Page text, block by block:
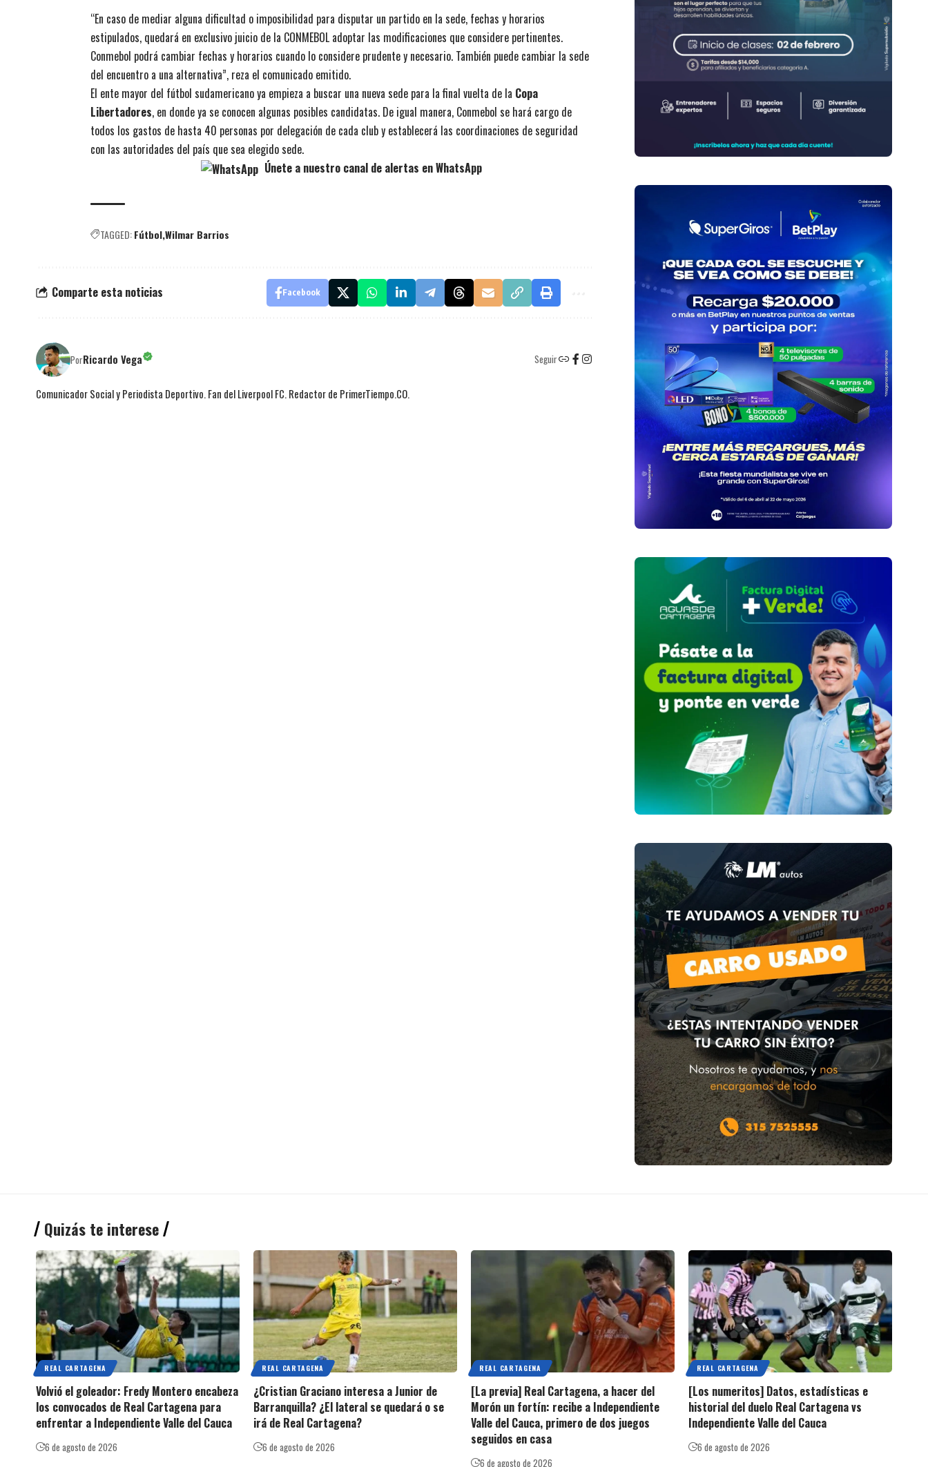
“En caso de mediar alguna dificultad o imposibilidad para disputar un partido en la sede, fechas y horarios
estipulados, quedará en exclusivo juicio de la CONMEBOL adoptar las modificaciones que considere pertinentes.
Conmebol podrá cambiar fechas y horarios cuando lo considere prudente y necesario. También puede cambiar la sede
del encuentro a una alternativa”, reza el comunicado emitido.
El ente mayor del fútbol sudamericano ya empieza a buscar una nueva sede para la final vuelta de la Copa
Libertadores, en donde ya se conocen algunas posibles candidatas. De igual manera, Conmebol se hará cargo de
todos los gastos de hasta 40 personas por delegación de cada club y establecerá las coordinaciones de seguridad
con las autoridades del país que sea elegido sede.
Únete a nuestro canal de alertas en WhatsApp
TAGGED:FútbolWilmar Barrios
Comparte esta noticias Facebook
PorRicardo Vega Seguir
Comunicador Social y Periodista Deportivo. Fan del Liverpool FC. Redactor de PrimerTiempo.CO.
Quizás te interese
REAL CARTAGENA
Volvió el goleador: Fredy Montero encabeza
los convocados de Real Cartagena para
enfrentar a Independiente Valle del Cauca
6 de agosto de 2026
REAL CARTAGENA
¿Cristian Graciano interesa a Junior de
Barranquilla? ¿El lateral se quedará o se
irá de Real Cartagena?
6 de agosto de 2026
REAL CARTAGENA
[La previa] Real Cartagena, a hacer del
Morón un fortín: recibe a Independiente
Valle del Cauca, primero de dos juegos
seguidos en casa
6 de agosto de 2026
REAL CARTAGENA
[Los numeritos] Datos, estadísticas e
historial del duelo Real Cartagena vs
Independiente Valle del Cauca
6 de agosto de 2026